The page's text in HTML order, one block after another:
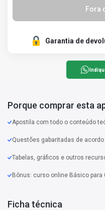
Fora
Garantia de
Porque comprar esta
Apostila com todo o conteúdo
Questões gabaritadas de
Tabelas, gráficos e outros
Bônus: curso online Básico
Ficha técnica